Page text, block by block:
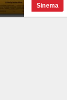
Sinema